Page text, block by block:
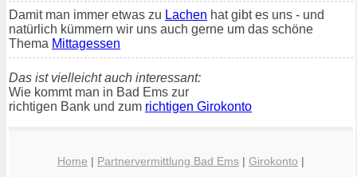
Damit man immer etwas zu Lachen hat gibt es uns - und
natürlich kümmern wir uns auch gerne um das schöne
Thema Mittagessen
Das ist vielleicht auch interessant:
Wie kommt man in Bad Ems zur
richtigen Bank und zum richtigen Girokonto
Home | Partnervermittlung Bad Ems | Girokonto |